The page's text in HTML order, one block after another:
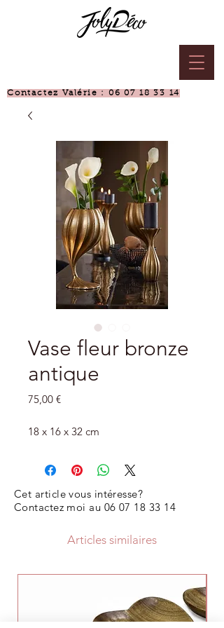
Contactez Valérie :06 07 18 33 14
Vase fleur bronze
antique
75,00 €Prix
18 x 16 x 32 cm
Cet article vous intéresse?
Contactez moi au 06 07 18 33 14
Articles similaires